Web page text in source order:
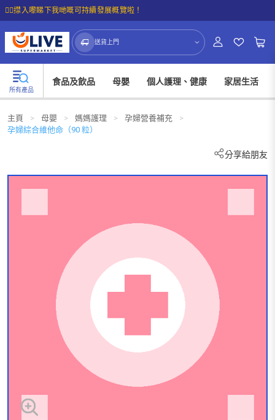
☝🏼㩒入嚟睇下我哋嘅可持續發展概覽啦！
送貨上門
所有產品
食品及飲品 母嬰 個人護理、健康 家居生活
主頁 > 母嬰 > 媽媽護理 > 孕婦營養補充
>
孕婦綜合維他命（90 粒）
分享給朋友